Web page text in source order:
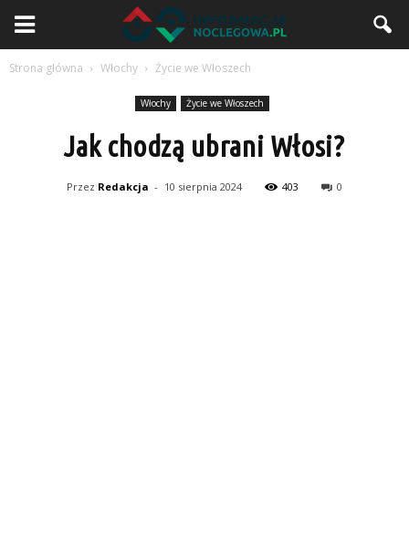
Strona główna Włochy Życie we Włoszech
Włochy Życie we Włoszech
Jak chodzą ubrani Włosi?
Przez Redakcja - 10 sierpnia 2024 403 0